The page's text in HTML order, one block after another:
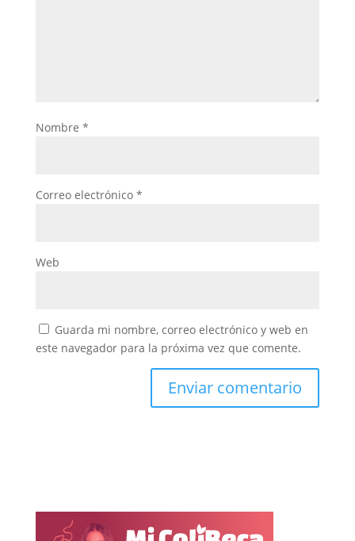
Nombre *
Correo electrónico *
Web
Guarda mi nombre, correo electrónico y web en
este navegador para la próxima vez que comente.